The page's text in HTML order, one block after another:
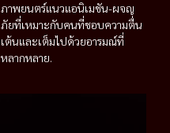
ภาพยนตร์แนวแอนิเมชัน-ผจญ
ภัยที่เหมาะกับคนที่ชอบความตื่น
เต้นและเต็มไปด้วยอารมณ์ที่
หลากหลาย.